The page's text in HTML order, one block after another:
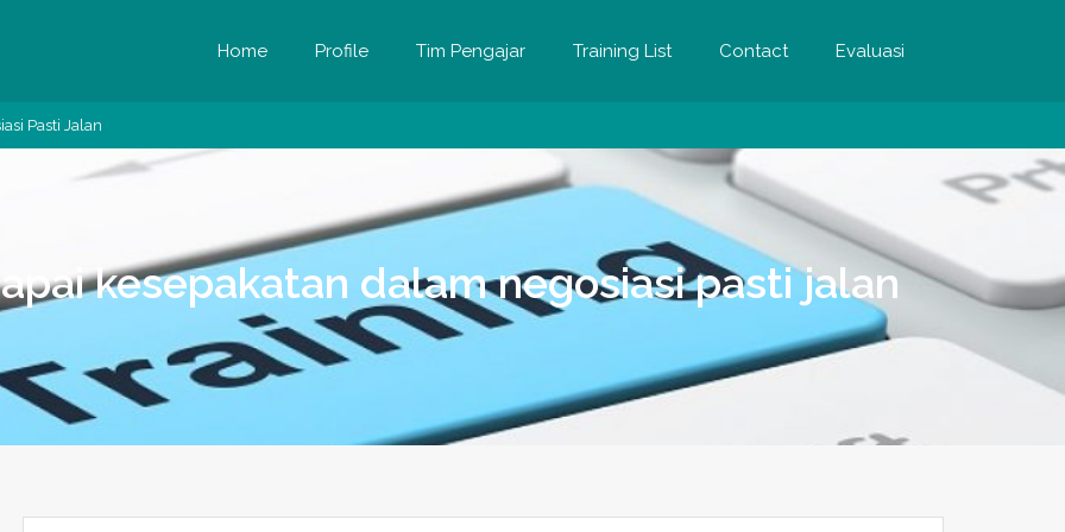
Home Profile Tim Pengajar Training List Contact Evaluasi
Pasti Jalan
kesepakatan dalam negosiasi pasti jalan